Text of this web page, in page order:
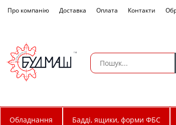
Про компанію Доставка Оплата Контакти
Обладнання Бадді, ящики, форми ФБС